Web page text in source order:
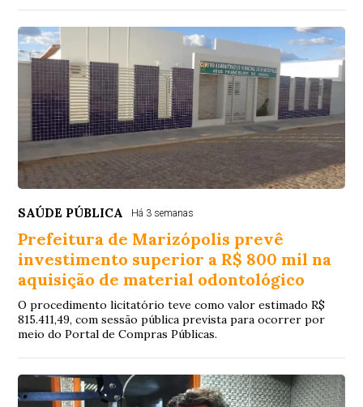
SAÚDE PÚBLICA Há 3 semanas
Prefeitura de Marizópolis prevê
investimento superior a R$ 800 mil na
aquisição de material odontológico
O procedimento licitatório teve como valor estimado R$
815.411,49, com sessão pública prevista para ocorrer por
meio do Portal de Compras Públicas.